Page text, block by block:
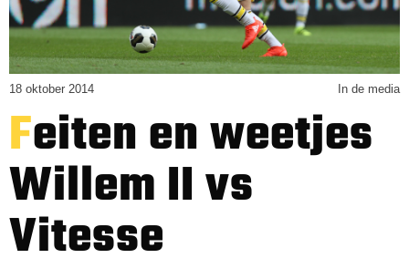
18 oktober 2014 In de media
Feiten en weetjes
Willem II vs
Vitesse